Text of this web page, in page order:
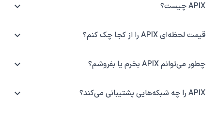
APIX چیست؟
قیمت لحظه‌ای APIX را از کجا چک کنم؟
چطور می‌توانم APIX بخرم یا بفروشم؟
APIX را چه شبکه‌هایی پشتیبانی می‌کند؟